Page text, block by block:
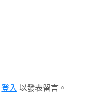
登入 以發表留言。